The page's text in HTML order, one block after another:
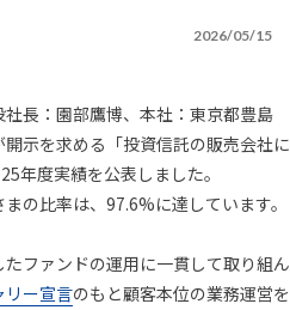
2026/05/15
長：園部鷹博、本社：東京都豊島
示を求める「投資信託の販売会社に
年度実績を公表しました。
の比率は、97.6%に達しています。
ファンドの運用に一貫して取り組ん
リー宣言のもと顧客本位の業務運営を